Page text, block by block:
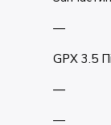
—
GPX 3.5
—
—